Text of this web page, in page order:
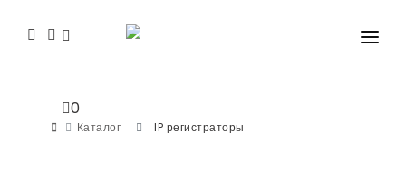
0
СЕМИНАРЫ
Каталог IP регистраторы